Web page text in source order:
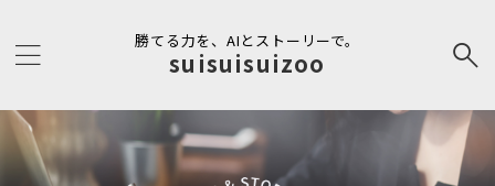
勝てる力を、AIとストーリーで。
suisuisuizoo